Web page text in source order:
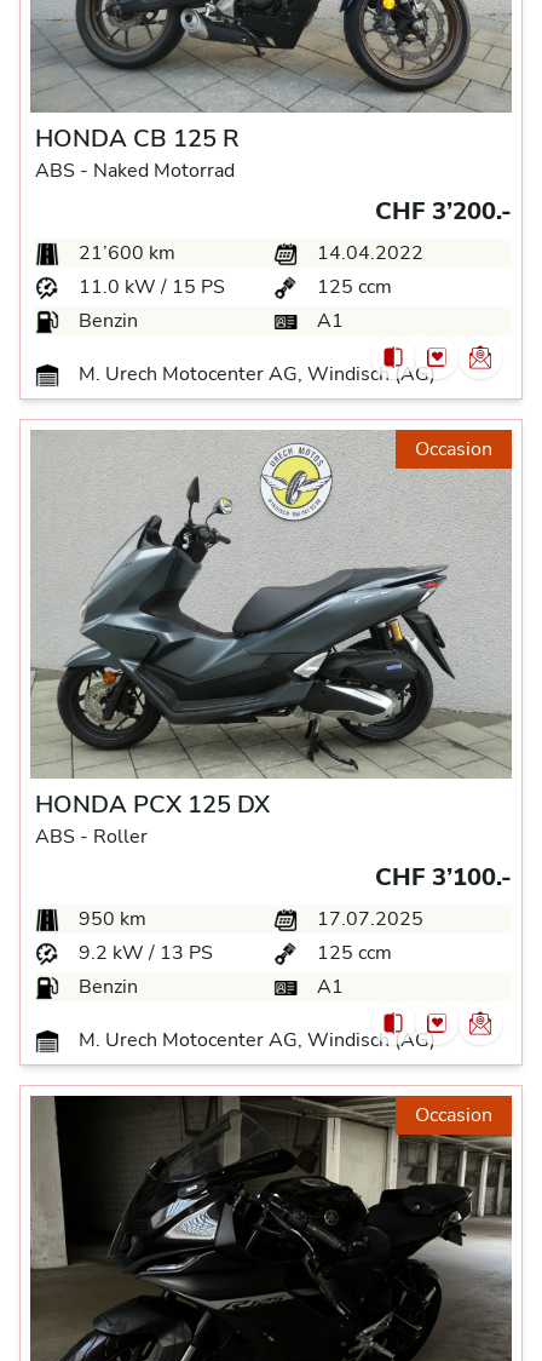
HONDA CB 125 R
ABS - Naked Motorrad
CHF 3’200.-
21’600 km
14.04.2022
11.0 kW / 15 PS
125 ccm
Benzin
A1
M. Urech Motocenter AG, Windisch (AG)
Occasion
HONDA PCX 125 DX
ABS - Roller
CHF 3’100.-
950 km
17.07.2025
9.2 kW / 13 PS
125 ccm
Benzin
A1
M. Urech Motocenter AG, Windisch (AG)
Occasion